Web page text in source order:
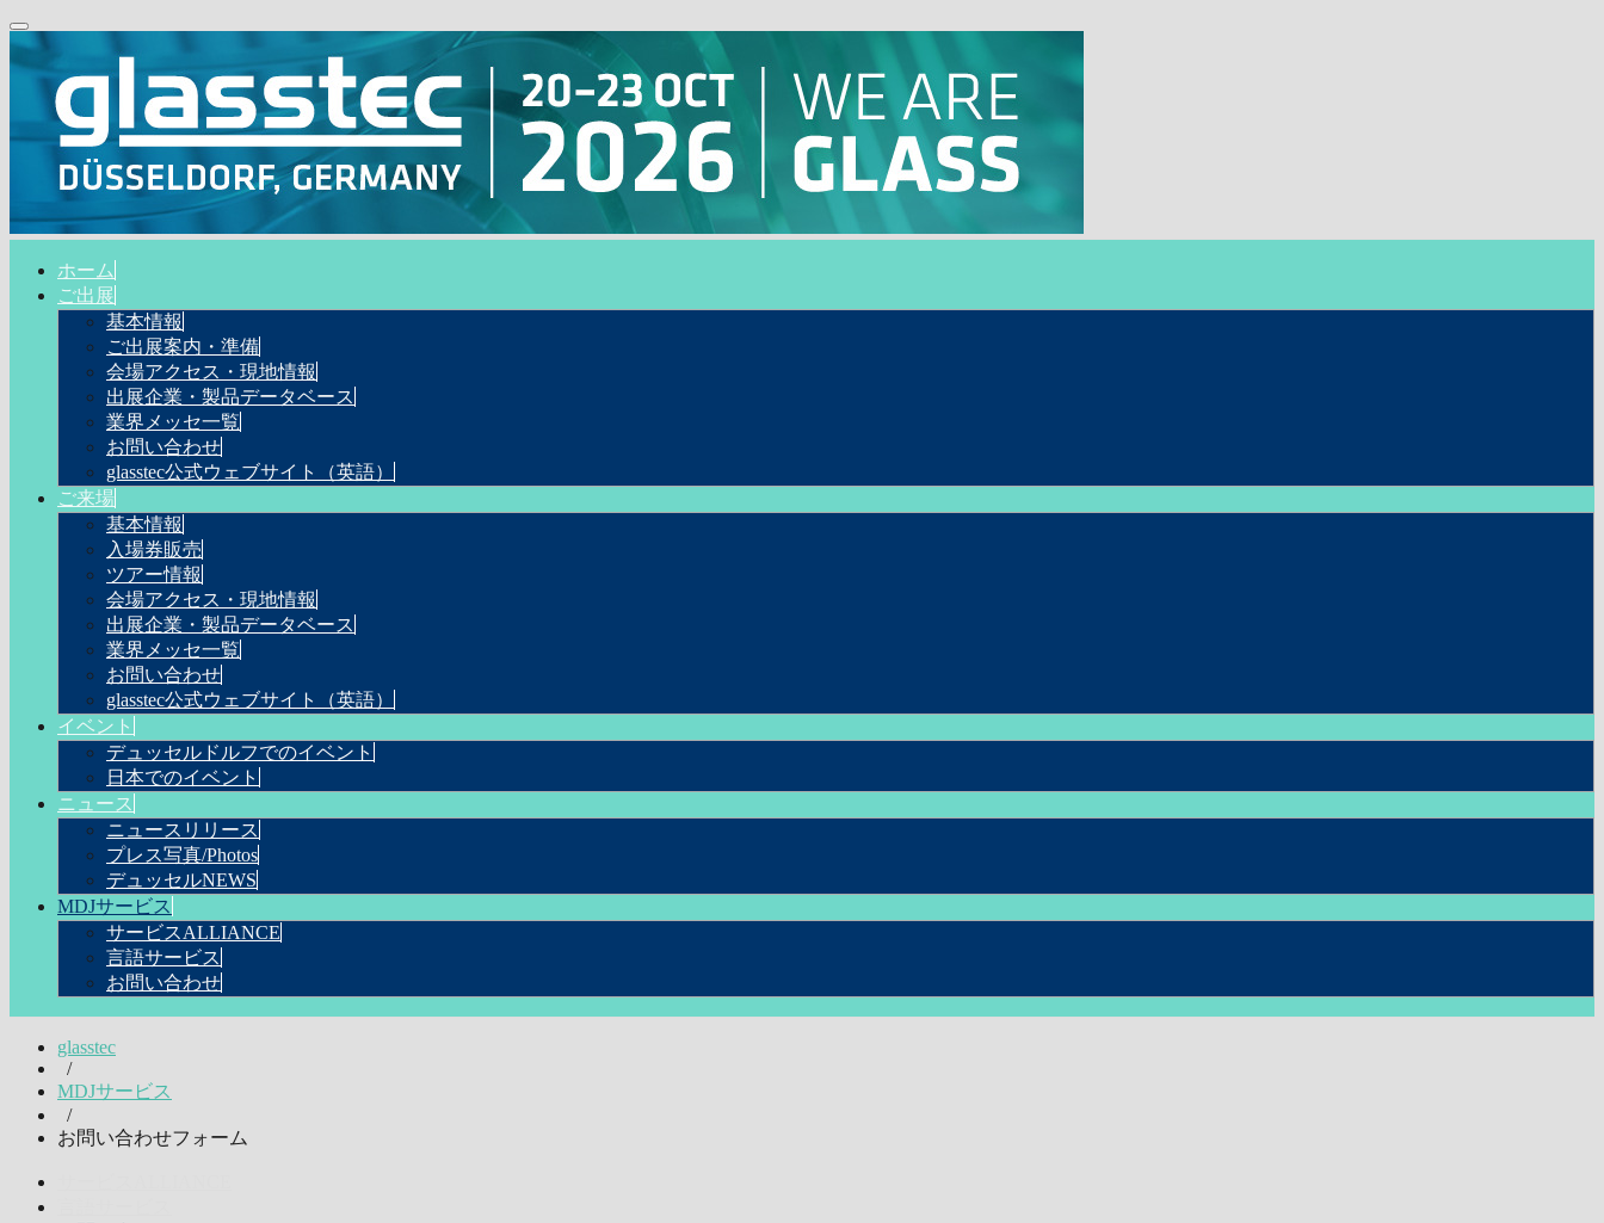
ホーム
ご出展
基本情報
ご出展案内・準備
会場アクセス・現地情報
出展企業・製品データベース
業界メッセ一覧
お問い合わせ
glasstec公式ウェブサイト（英語）
ご来場
基本情報
入場券販売
ツアー情報
会場アクセス・現地情報
出展企業・製品データベース
業界メッセ一覧
お問い合わせ
glasstec公式ウェブサイト（英語）
イベント
デュッセルドルフでのイベント
日本でのイベント
ニュース
ニュースリリース
プレス写真/Photos
デュッセルNEWS
MDJサービス
サービスALLIANCE
言語サービス
お問い合わせ
glasstec
/
MDJサービス
/
お問い合わせフォーム